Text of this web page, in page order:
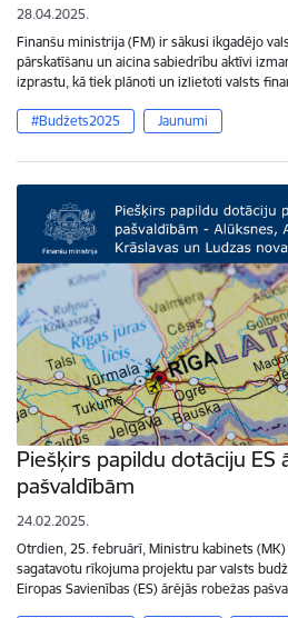
28.04.2025.
Finanšu ministrija (FM) ir sākusi ikgadējo
pārskatīšanu un aicina sabiedrību aktīvi
izprastu, kā tiek plānoti un izlietoti valsts
#Budžets2025 Jaunumi
Piešķirs papildu dotāciju ES
pašvaldībām
24.02.2025.
Otrdien, 25. februārī, Ministru kabinets
sagatavotu rīkojuma projektu par valsts
Eiropas Savienības (ES) ārējās robežas